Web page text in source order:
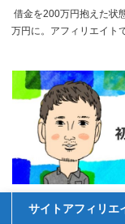
借金を200万円抱えた状
万円に。アフィリエイト
サイトアフィリエ